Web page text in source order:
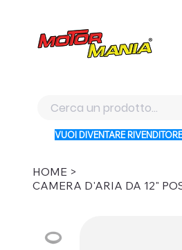
VUOI DIVENTARE
HOME >